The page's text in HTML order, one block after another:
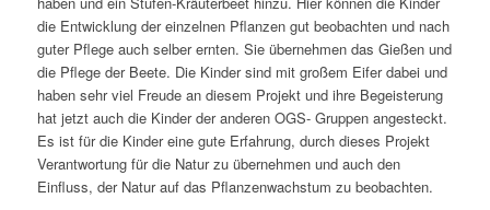
die Entwicklung der einzelnen Pflanzen gut beobachten und nach
guter Pflege auch selber ernten. Sie übernehmen das Gießen und
die Pflege der Beete. Die Kinder sind mit großem Eifer dabei und
haben sehr viel Freude an diesem Projekt und ihre Begeisterung
hat jetzt auch die Kinder der anderen OGS- Gruppen angesteckt.
Es ist für die Kinder eine gute Erfahrung, durch dieses Projekt
Verantwortung für die Natur zu übernehmen und auch den
Einfluss, der Natur auf das Pflanzenwachstum zu beobachten.